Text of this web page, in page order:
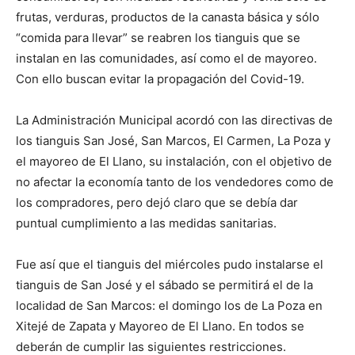
frutas, verduras, productos de la canasta básica y sólo
“comida para llevar” se reabren los tianguis que se
instalan en las comunidades, así como el de mayoreo.
Con ello buscan evitar la propagación del Covid-19.
La Administración Municipal acordó con las directivas de
los tianguis San José, San Marcos, El Carmen, La Poza y
el mayoreo de El Llano, su instalación, con el objetivo de
no afectar la economía tanto de los vendedores como de
los compradores, pero dejó claro que se debía dar
puntual cumplimiento a las medidas sanitarias.
Fue así que el tianguis del miércoles pudo instalarse el
tianguis de San José y el sábado se permitirá el de la
localidad de San Marcos: el domingo los de La Poza en
Xitejé de Zapata y Mayoreo de El Llano. En todos se
deberán de cumplir las siguientes restricciones.